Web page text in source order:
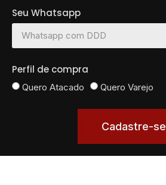
Seu Whatsapp
Perfil de compra
Quero Atacado Quero Varejo
Cadastre-se